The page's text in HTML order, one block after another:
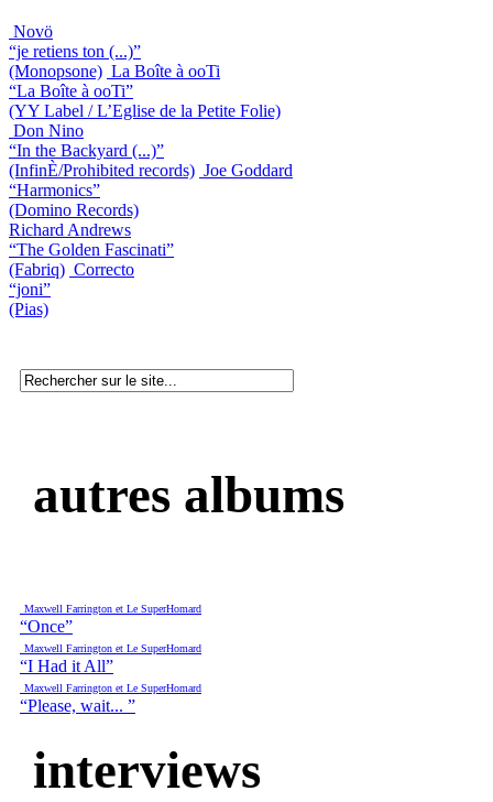
Novö
“je retiens ton (...)”
(Monopsone) La Boîte à ooTi
“La Boîte à ooTi”
(YY Label / L’Eglise de la Petite Folie)
Don Nino
“In the Backyard (...)”
(InfinÈ/Prohibited records) Joe Goddard
“Harmonics”
(Domino Records)
Richard Andrews
“The Golden Fascinati”
(Fabriq) Correcto
“joni”
(Pias)
autres albums
Maxwell Farrington et Le SuperHomard
“Once”
Maxwell Farrington et Le SuperHomard
“I Had it All”
Maxwell Farrington et Le SuperHomard
“Please, wait... ”
interviews